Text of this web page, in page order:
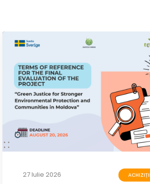
27 Iulie 2026 ACHIZIȚII